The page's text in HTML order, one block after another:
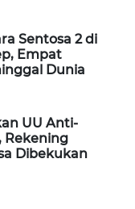
Sentosa 2 di
Empat
Dunia
UU Anti-
Rekening
Dibekukan